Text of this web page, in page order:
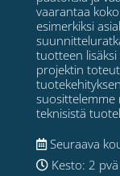
vaarantaa
esimerkiksi
tuotteen
projektin
teknisistä
Seuraava
Kesto: 2 pvä